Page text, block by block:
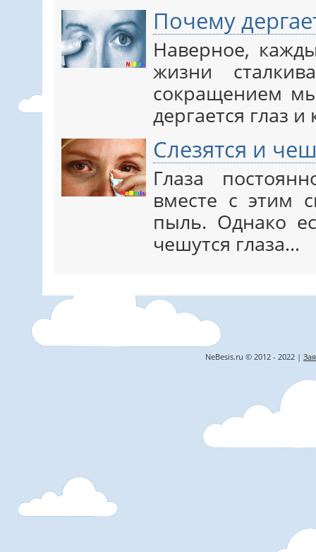
Почему
Наверное,
жизни
сокращением
дергается глаз
Слезятся и
Глаза
вместе с этим
пыль. Однако
чешутся глаза…
NeBesis.ru © 2012 - 2022 |